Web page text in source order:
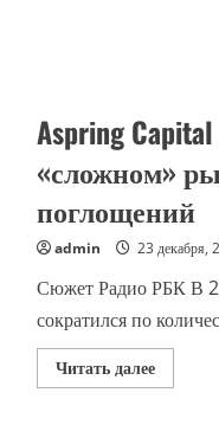
Aspring
«сложном»
поглощений
admin 23 декабря,
Сюжет Радио РБК В
сократился по
Читать далее
больше